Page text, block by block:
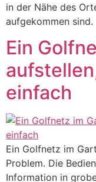
in der Nähe des
aufgekommen sind.
Ein
einfach
Ein Golfnetz im
Problem. Die
Information in